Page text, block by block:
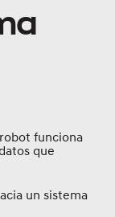
funciona
que
un sistema